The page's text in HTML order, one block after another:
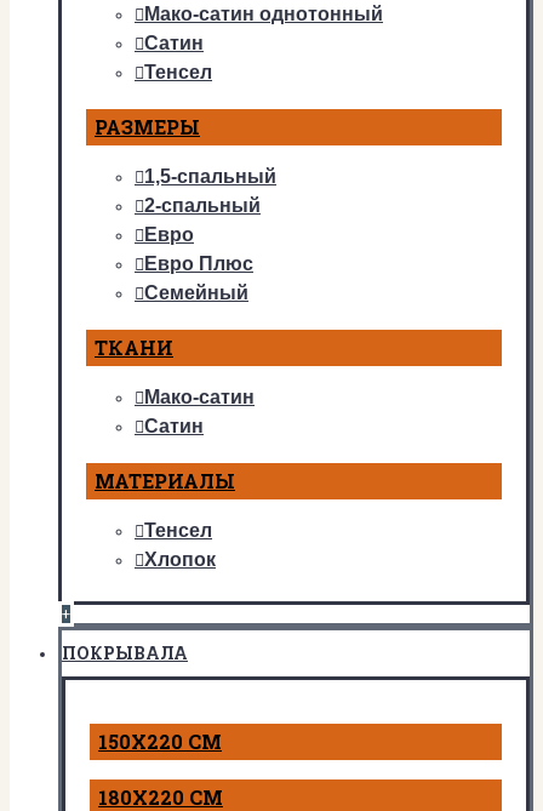
Мако-сатин однотонный
Сатин
Тенсел
РАЗМЕРЫ
1,5-спальный
2-спальный
Евро
Евро Плюс
Семейный
ТКАНИ
Мако-сатин
Сатин
МАТЕРИАЛЫ
Тенсел
Хлопок
+
ПОКРЫВАЛА
150Х220 СМ
180Х220 СМ